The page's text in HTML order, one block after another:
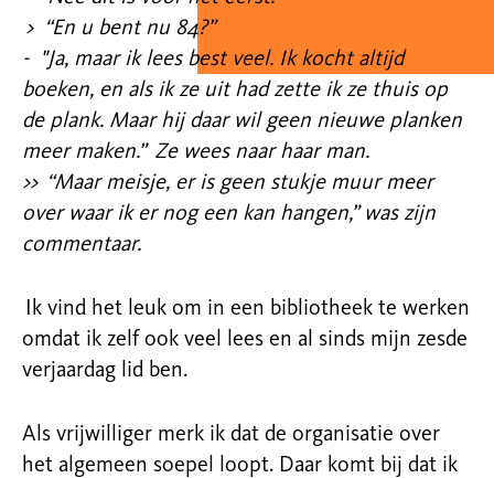
> “En u bent nu 84?”
- "Ja, maar ik lees best veel. Ik kocht altijd
boeken, en als ik ze uit had zette ik ze thuis op
de plank. Maar hij daar wil geen nieuwe planken
meer maken.” Ze wees naar haar man.
>> “Maar meisje, er is geen stukje muur meer
over waar ik er nog een kan hangen,” was zijn
commentaar.
Ik vind het leuk om in een bibliotheek te werken
omdat ik zelf ook veel lees en al sinds mijn zesde
verjaardag lid ben.
Als vrijwilliger merk ik dat de organisatie over
het algemeen soepel loopt. Daar komt bij dat ik